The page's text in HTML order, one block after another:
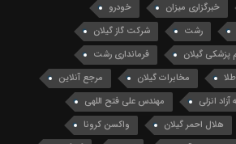
خبرگزاری میزان
خودرو
رشت
شرکت گاز گیلان
پزشکی گیلان
فرمانداری رشت
مخابرات گیلان
مرجع آنلاین
انزلی
مهندس علی فتح اللهی
هلال احمر گیلان
واکسن کرونا